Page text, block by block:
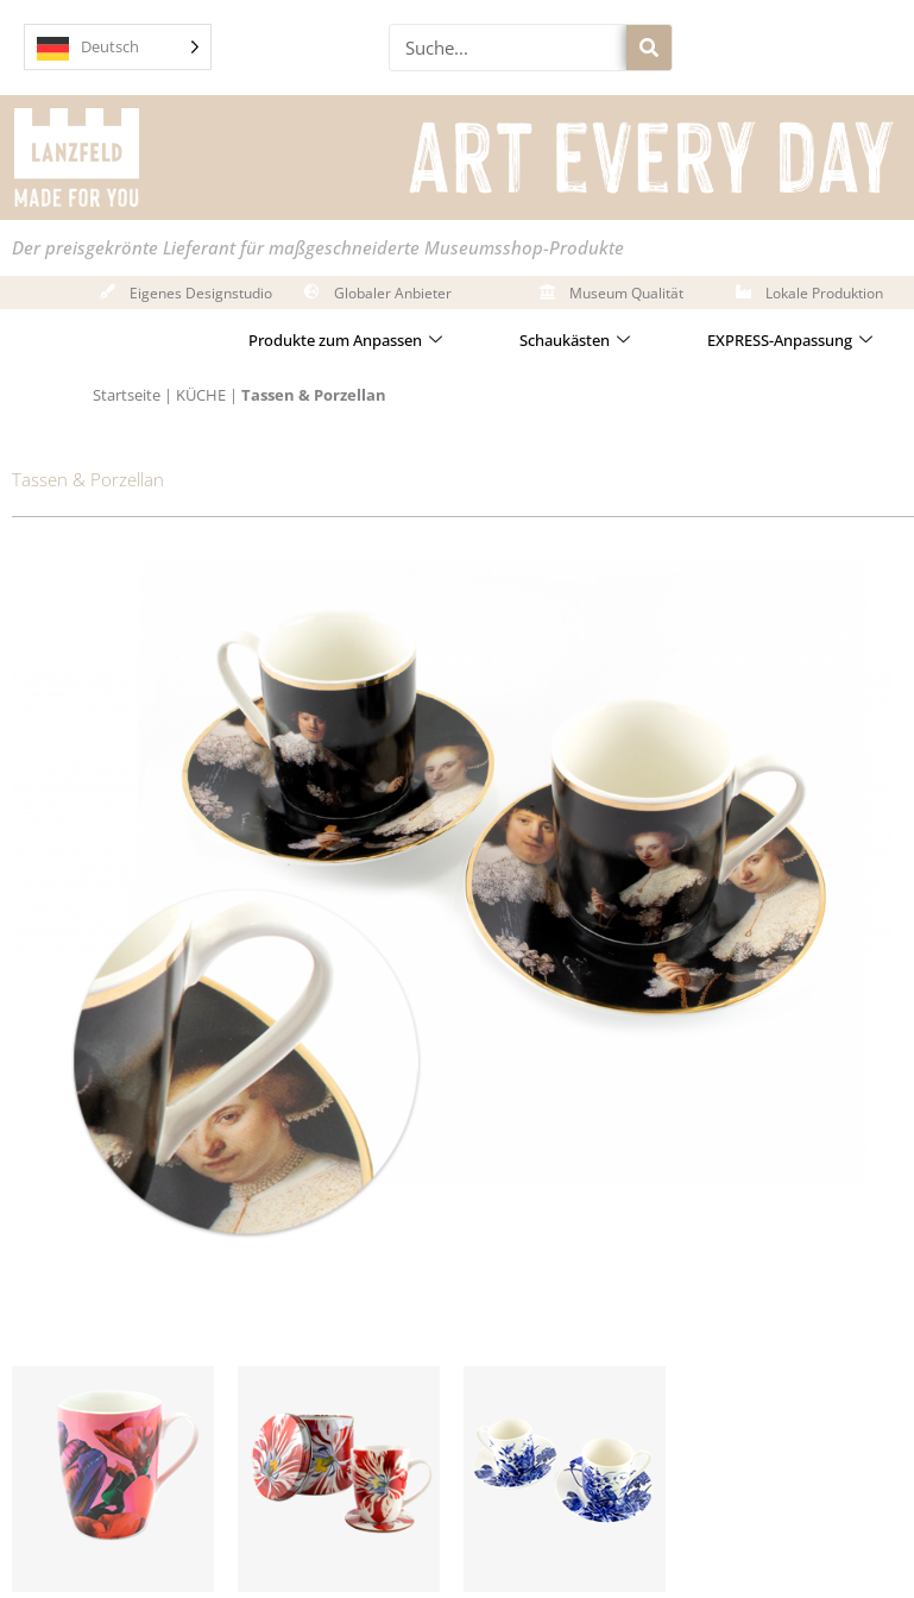
Inhalt
Deutsch Suche
Der preisgekrönte Lieferant für maßgeschneiderte Museumsshop-Produkte
Eigenes Designstudio Globaler Anbieter Museum Qualität Lokale Produktion
Produkte zum Anpassen Schaukästen EXPRESS-Anpassung
Startseite | KÜCHE | Tassen & Porzellan
Tassen & Porzellan